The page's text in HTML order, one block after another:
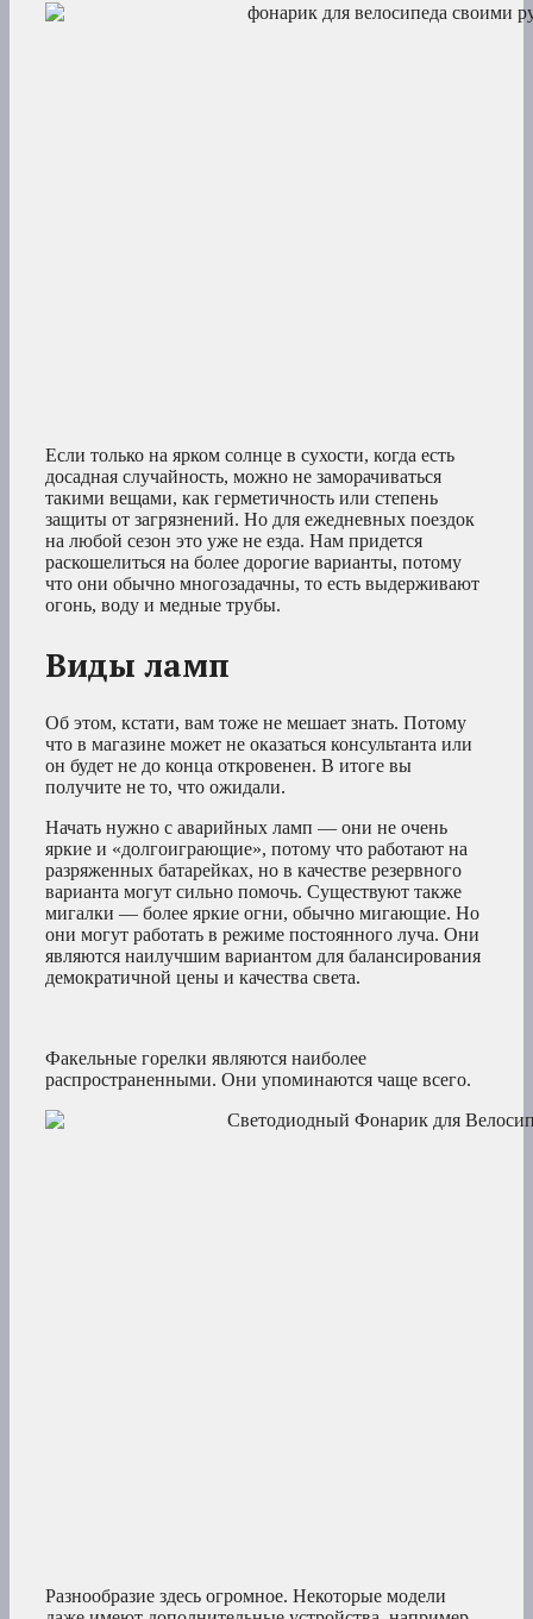
Если только на ярком солнце в сухости, когда есть
досадная случайность, можно не заморачиваться
такими вещами, как герметичность или степень
защиты от загрязнений. Но для ежедневных поездок
на любой сезон это уже не езда. Нам придется
раскошелиться на более дорогие варианты, потому
что они обычно многозадачны, то есть выдерживают
огонь, воду и медные трубы.
Виды ламп
Об этом, кстати, вам тоже не мешает знать. Потому
что в магазине может не оказаться консультанта или
он будет не до конца откровенен. В итоге вы
получите не то, что ожидали.
Начать нужно с аварийных ламп — они не очень
яркие и «долгоиграющие», потому что работают на
разряженных батарейках, но в качестве резервного
варианта могут сильно помочь. Существуют также
мигалки — более яркие огни, обычно мигающие. Но
они могут работать в режиме постоянного луча. Они
являются наилучшим вариантом для балансирования
демократичной цены и качества света.
Факельные горелки являются наиболее
распространенными. Они упоминаются чаще всего.
Разнообразие здесь огромное. Некоторые модели